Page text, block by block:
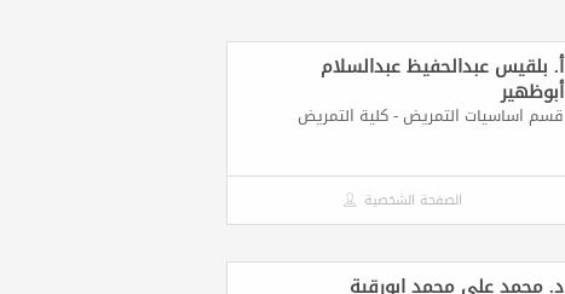
أ. بلقيس عبدالحفيظ عبدالسلام
أبوظهير
قسم اساسيات التمريض - كلية التمريض
الصفحة الشخصية
د. محمد علي محمد ابورقية